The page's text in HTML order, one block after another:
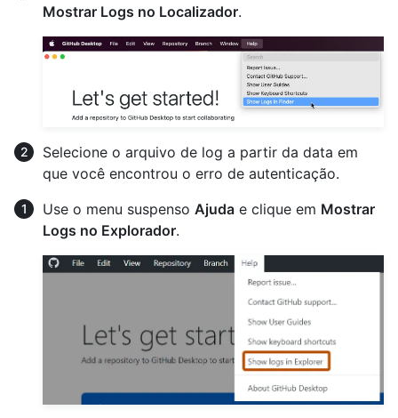
Mostrar Logs no Localizador.
Selecione o arquivo de log a partir da data em
que você encontrou o erro de autenticação.
Use o menu suspenso Ajuda e clique em Mostrar
Logs no Explorador.